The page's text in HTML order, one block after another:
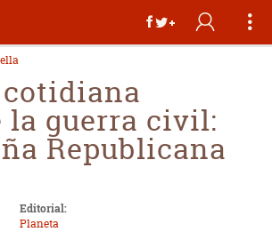
la guerra civil:
Republicana
Editorial:
Planeta